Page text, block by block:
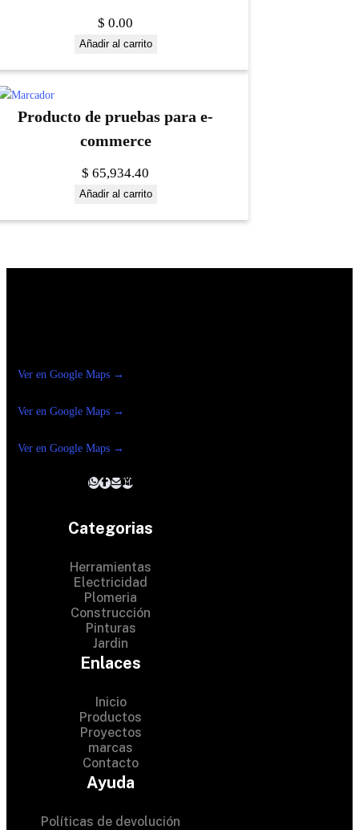
$ 0.00
Añadir al carrito
Producto de pruebas para e-
commerce
$ 65,934.40
Añadir al carrito
Ver en Google Maps →
Ver en Google Maps →
Ver en Google Maps →
Categorias
Herramientas
Electricidad
Plomeria
Construcción
Pinturas
Jardin
Enlaces
Inicio
Productos
Proyectos
marcas
Contacto
Ayuda
Políticas de devolución